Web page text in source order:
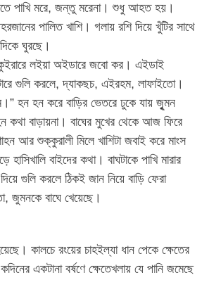
পাখি মরে, জন্তু মরেনা। শুধু আহত হয়।
পালিত খাশি। গলায় রশি দিয়ে খুঁটির সাথে
ঘুরছে।
লইয়া অইডারে জবো কর। এইডাই
গুলি করলে, দ্যাকছচ, এইরহম, লাফাইতো।
হন হন করে বাড়ির ভেতরে ঢুকে যায় জুৃমন
কথা বাড়ায়না। বাঘের মুখের থেকে আজ ফিরে
আর শুক্কুরালী মিলে খাশিটা জবাই করে মাংস
বাইদের কথা। বাঘটাকে পাখি মারার
গুলি করলে ঠিকই জান নিয়ে বাড়ি ফেরা
বাঘে খেয়েছে।
কালচে রংয়ের চাহইল্যা ধান পেকে ক্ষেতের
একটানা বর্ষণে ক্ষেতেখলায় যে পানি জমেছে